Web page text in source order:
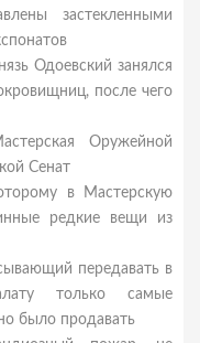
застекленными
Одоевский занялся
после чего
Оружейной
Сенат
в Мастерскую
редкие вещи из
передавать в
только самые
было продавать